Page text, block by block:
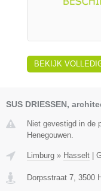
BEKIJK
SUS DRIESSEN,
Niet gevestigd in de
Henegouwen.
Limburg » Hasselt
Dorpsstraat 7, 3500